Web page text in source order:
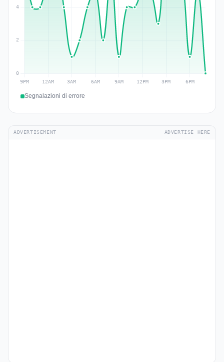
Segnalazioni di errore
ADVERTISEMENT ADVERTISE HERE